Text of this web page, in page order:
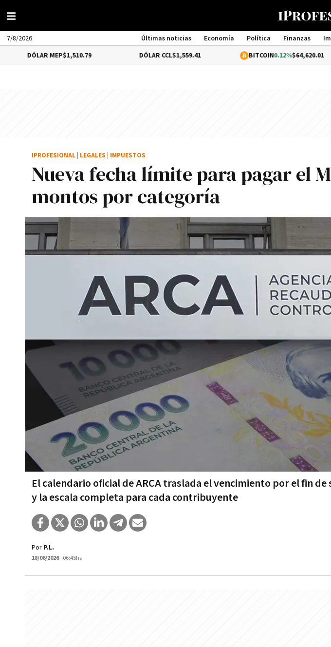
7/8/2026 Últimas noticias Economía Política Finanzas
MEP$1,510.79 $1,559.41 BITCOIN0.12%$64,620.01
Nueva fecha límite para pagar el
montos por categoría
El calendario oficial de ARCA traslada el vencimiento por el fin
y la escala completa para cada contribuyente
IPROFESIONAL LEGALES IMPUESTOS
Por P.L.
18/06/2026- 06:45hs